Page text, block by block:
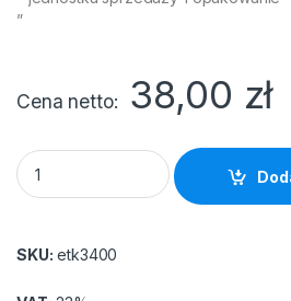
”
Cena netto 38,00 zł
Etykiety A4 Emerson białe CD (100)
SKU: etk3400